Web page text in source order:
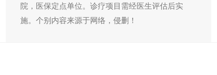
院，医保定点单位。诊疗项目需经医生评估后实
施。个别内容来源于网络，侵删！